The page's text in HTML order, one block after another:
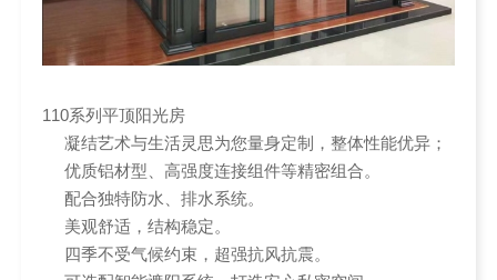
110系列平顶阳光房
凝结艺术与生活灵思为您量身定制，整体性能优异；
优质铝材型、高强度连接组件等精密组合。
配合独特防水、排水系统。
美观舒适，结构稳定。
四季不受气候约束，超强抗风抗震。